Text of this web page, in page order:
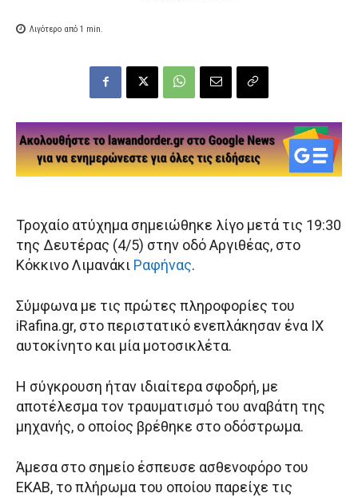
Λιγότερο από 1 min.
Τροχαίο ατύχημα σημειώθηκε λίγο μετά τις 19:30
της Δευτέρας (4/5) στην οδό Αργιθέας, στο
Κόκκινο Λιμανάκι Ραφήνας.
Σύμφωνα με τις πρώτες πληροφορίες του
iRafina.gr, στο περιστατικό ενεπλάκησαν ένα ΙΧ
αυτοκίνητο και μία μοτοσικλέτα.
Η σύγκρουση ήταν ιδιαίτερα σφοδρή, με
αποτέλεσμα τον τραυματισμό του αναβάτη της
μηχανής, ο οποίος βρέθηκε στο οδόστρωμα.
Άμεσα στο σημείο έσπευσε ασθενοφόρο του
ΕΚΑΒ, το πλήρωμα του οποίου παρείχε τις